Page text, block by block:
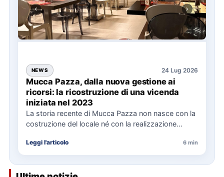
NEWS 24 Lug 2026
Mucca Pazza, dalla nuova gestione ai
ricorsi: la ricostruzione di una vicenda
iniziata nel 2023
La storia recente di Mucca Pazza non nasce con la
costruzione del locale né con la realizzazione
Leggi l'articolo 6 min